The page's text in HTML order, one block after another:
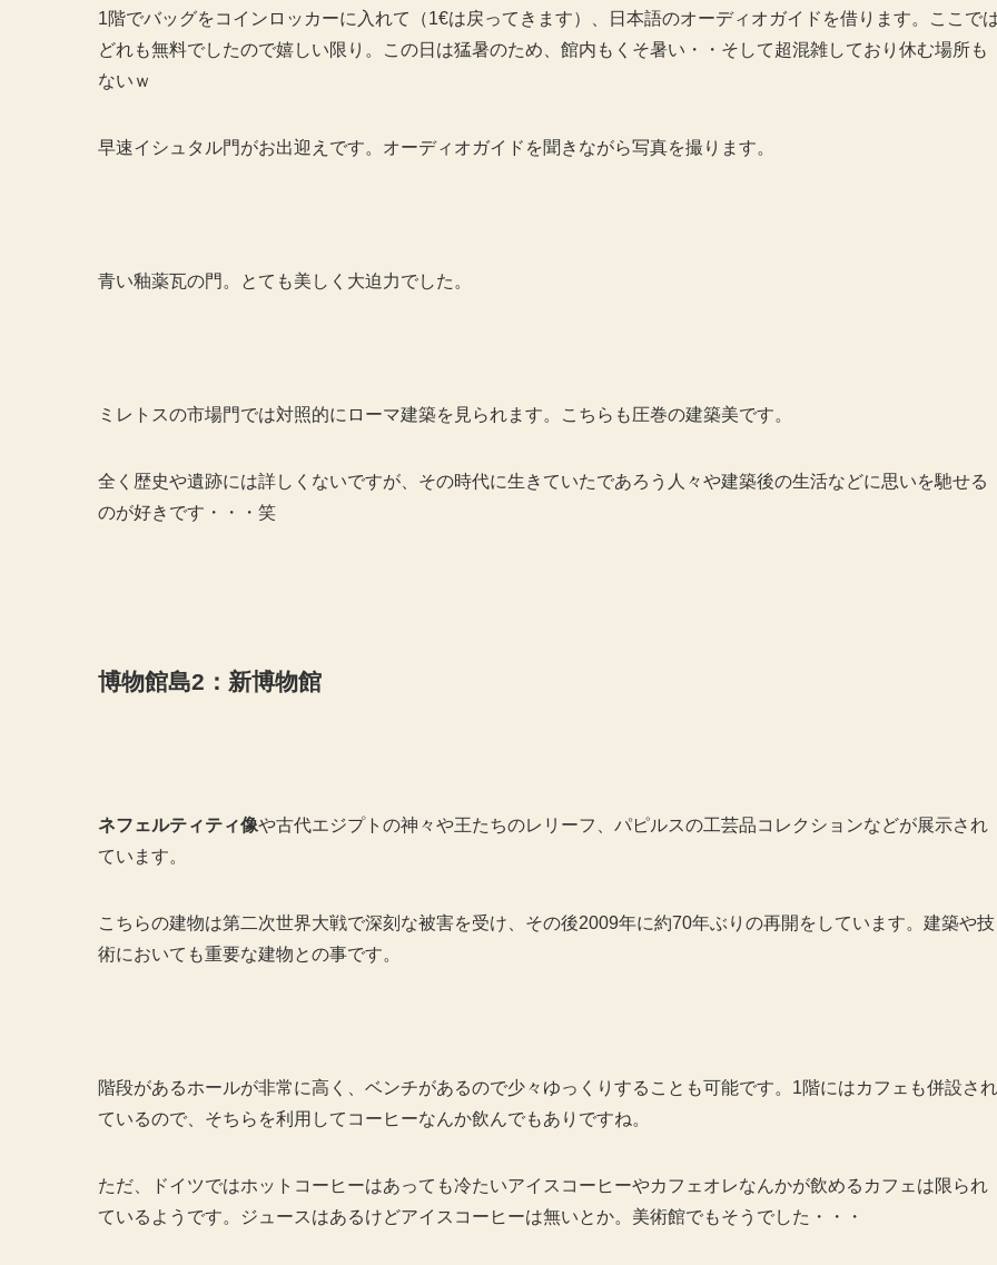
1階でバッグをコインロッカーに入れて（1€は戻ってきます）、日本語のオーディオガイドを借ります。ここで
どれも無料でしたので嬉しい限り。この日は猛暑のため、館内もくそ暑い・・そして超混雑しており休む場所も
ないｗ
早速イシュタル門がお出迎えです。オーディオガイドを聞きながら写真を撮ります。
青い釉薬瓦の門。とても美しく大迫力でした。
ミレトスの市場門では対照的にローマ建築を見られます。こちらも圧巻の建築美です。
全く歴史や遺跡には詳しくないですが、その時代に生きていたであろう人々や建築後の生活などに思いを馳せる
のが好きです・・・笑
博物館島2：新博物館
ネフェルティティ像や古代エジプトの神々や王たちのレリーフ、パピルスの工芸品コレクションなどが展示され
ています。
こちらの建物は第二次世界大戦で深刻な被害を受け、その後2009年に約70年ぶりの再開をしています。建築や技
術においても重要な建物との事です。
階段があるホールが非常に高く、ベンチがあるので少々ゆっくりすることも可能です。1階にはカフェも併設され
ているので、そちらを利用してコーヒーなんか飲んでもありですね。
ただ、ドイツではホットコーヒーはあっても冷たいアイスコーヒーやカフェオレなんかが飲めるカフェは限られ
ているようです。ジュースはあるけどアイスコーヒーは無いとか。美術館でもそうでした・・・